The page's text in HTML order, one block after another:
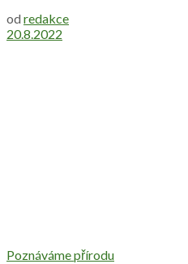
od redakce
20.8.2022
Poznáváme přírodu